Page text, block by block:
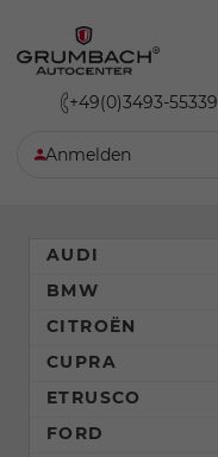
+49(0)3493-55339
Anmelden
AUDI
BMW
CITROËN
CUPRA
ETRUSCO
FORD